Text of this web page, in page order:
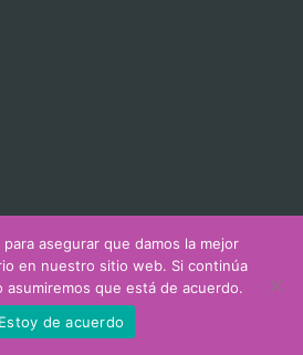
asegurar que damos la mejor
en nuestro sitio web. Si continúa
asumiremos que está de acuerdo.
Estoy de acuerdo